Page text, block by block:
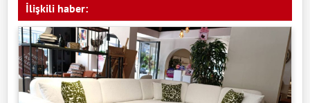
İlişkili haber: